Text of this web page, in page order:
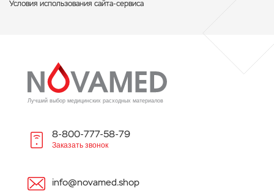
Лучший выбор медицинских расходных материалов
8-800-777-58-79
Заказать звонок
info@novamed.shop
Условия использования сайта-сервиса